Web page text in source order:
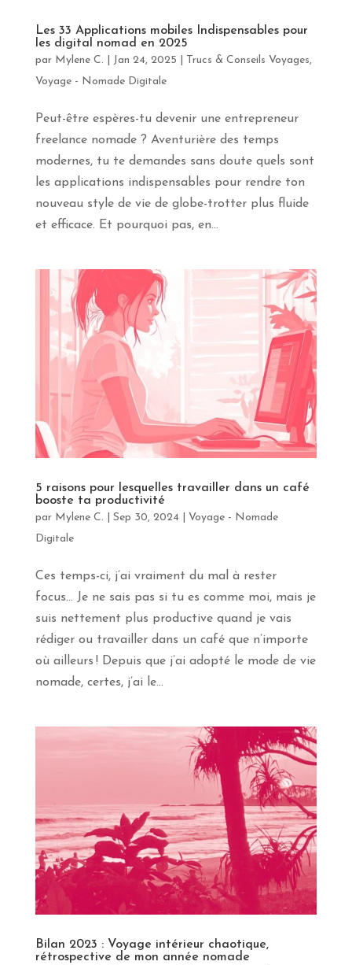
Les 33 Applications mobiles Indispensables pour
les digital nomad en 2025
par Mylene C. Jan 24, 2025 Trucs & Conseils Voyages,
Voyage - Nomade Digitale
Peut-être espères-tu devenir une entrepreneur
freelance nomade ? Aventurière des temps
modernes, tu te demandes sans doute quels sont
les applications indispensables pour rendre ton
nouveau style de vie de globe-trotter plus fluide
et efficace. Et pourquoi pas, en...
5 raisons pour lesquelles travailler dans un café
booste ta productivité
par Mylene C. Sep 30, 2024| Voyage - Nomade
Digitale
Ces temps-ci, j’ai vraiment du mal à rester
focus… Je ne sais pas si tu es comme moi, mais je
suis nettement plus productive quand je vais
rédiger ou travailler dans un café que n’importe
où ailleurs ! Depuis que j’ai adopté le mode de vie
nomade, certes, j’ai le...
Bilan 2023 : Voyage intérieur chaotique,
rétrospective de mon année nomade
davantage
sur
yoga,
voyages
en
pleine
conscience.
Abonne-
Prénom
Courriel
S'INSCRIRE